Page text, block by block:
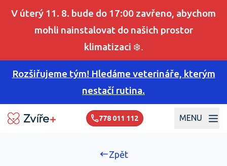
V úterý 11. 8. bude do 17:00 zavřeno, abychom
mohli nainstalovat do našich prostor
klimatizaci ❄️.
Rozšiřujeme tým! Hledáme veterináře, kterým
nestačí rutina.
MENU
778 011 112
Zpět